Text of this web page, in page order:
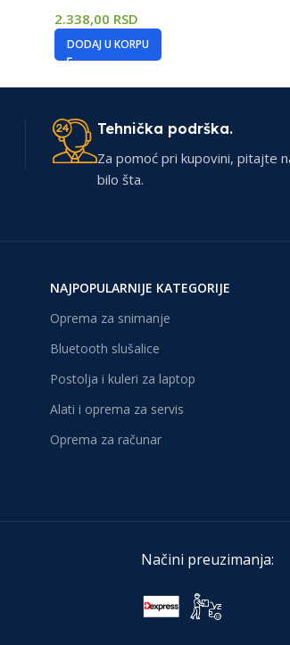
2.338,00 RSD
DODAJ U KORPU
Tehnička podrška.
Za pomoć pri kupovini, pitajte
bilo šta.
NAJPOPULARNIJE KATEGORIJE
Oprema za snimanje
Bluetooth slušalice
Postolja i kuleri za laptop
Alati i oprema za servis
Oprema za računar
Načini preuzimanja: